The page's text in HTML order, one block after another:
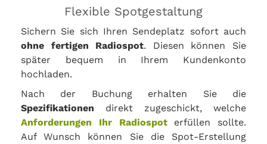
Flexible Spotgestaltung
Sichern Sie sich Ihren Sendeplatz sofort auch
ohne fertigen Radiospot. Diesen können Sie
später bequem in Ihrem Kundenkonto
hochladen.
Nach der Buchung erhalten Sie die
Spezifikationen direkt zugeschickt, welche
Anforderungen Ihr Radiospoterfüllen sollte.
Auf Wunsch können Sie die Spot-Erstellung